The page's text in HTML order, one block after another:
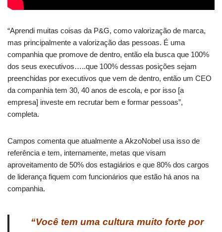
“Aprendi muitas coisas da P&G, como valorização de marca,
mas principalmente a valorização das pessoas. É uma
companhia que promove de dentro, então ela busca que 100%
dos seus executivos…..que 100% dessas posições sejam
preenchidas por executivos que vem de dentro, então um CEO
da companhia tem 30, 40 anos de escola, e por isso [a
empresa] investe em recrutar bem e formar pessoas”,
completa.
Campos comenta que atualmente a AkzoNobel usa isso de
referência e tem, internamente, metas que visam
aproveitamento de 50% dos estagiários e que 80% dos cargos
de liderança fiquem com funcionários que estão há anos na
companhia.
“Você tem uma cultura muito forte por